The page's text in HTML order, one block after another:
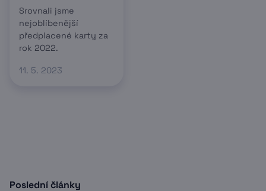
Srovnali jsme
nejoblíbenější
předplacené karty za
rok 2022.
11. 5. 2023
Poslední články